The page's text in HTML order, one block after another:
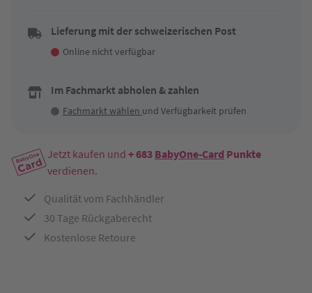
Lieferung mit der schweizerischen Post
Online nicht verfügbar
Im Fachmarkt abholen & zahlen
Fachmarkt wählen und Verfügbarkeit prüfen
Jetzt kaufen und + 683 BabyOne-Card Punkte
verdienen.
Qualität vom Fachhändler
30 Tage Rückgaberecht
Kostenlose Retoure